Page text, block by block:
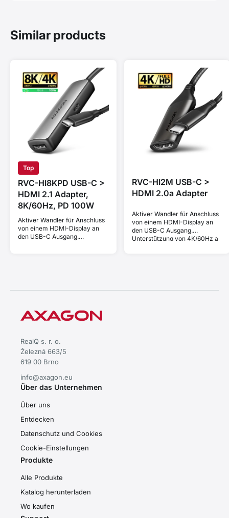
Similar products
Top
RVC-HI8KPD USB-C >
HDMI 2.1 Adapter,
8K/60Hz, PD 100W
Aktiver Wandler für Anschluss
von einem HDMI-Display an
den USB-C Ausgang.
RVC-HI2M USB-C >
HDMI 2.0a Adapter
Aktiver Wandler für Anschluss
von einem HDMI-Display an
den USB-C Ausgang.
Unterstützung von 4K/60Hz a
RealQ s. r. o.
Železná 663/5
619 00 Brno
info@axagon.eu
Über das Unternehmen
Über uns
Entdecken
Datenschutz und Cookies
Cookie-Einstellungen
Produkte
Alle Produkte
Katalog herunterladen
Wo kaufen